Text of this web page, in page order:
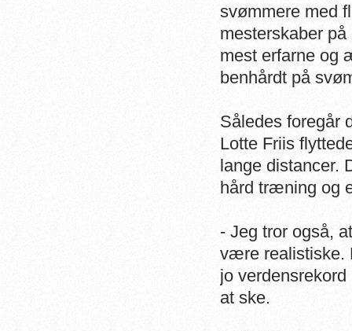
svømmere med
mesterskaber
mest erfarne og
benhårdt på
Således foregår
Lotte Friis
lange distancer.
hård træning og
- Jeg tror også,
være realistiske.
jo
at ske.